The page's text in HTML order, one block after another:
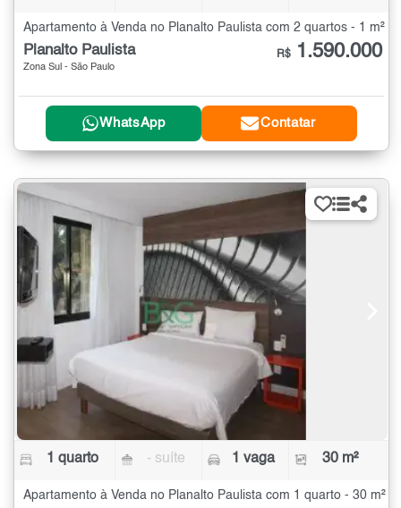
Apartamento à Venda no Planalto Paulista com 2 quartos - 1 m²
Planalto Paulista
Zona Sul - São Paulo
R$ 1.590.000
WhatsApp Contatar
1 quarto - suíte 1 vaga 30 m²
Apartamento à Venda no Planalto Paulista com 1 quarto - 30 m²